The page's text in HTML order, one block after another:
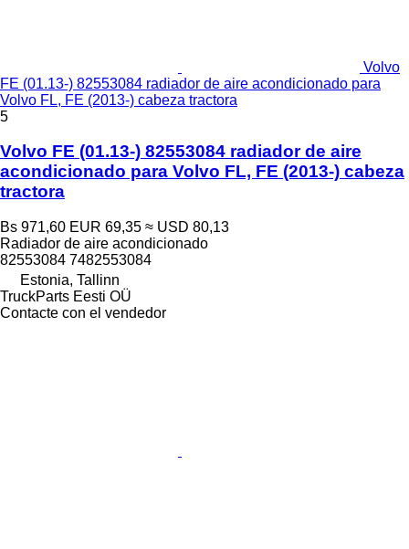
Volvo
FE (01.13-) 82553084 radiador de aire acondicionado para
Volvo FL, FE (2013-) cabeza tractora
5
Volvo FE (01.13-) 82553084 radiador de aire
acondicionado para Volvo FL, FE (2013-) cabeza
tractora
Bs 971,60 EUR 69,35 ≈ USD 80,13
Radiador de aire acondicionado
82553084 7482553084
Estonia, Tallinn
TruckParts Eesti OÜ
Contacte con el vendedor